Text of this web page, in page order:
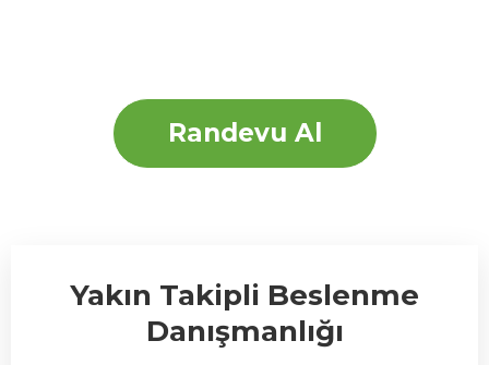
Randevu Al
Yakın Takipli Beslenme
Danışmanlığı